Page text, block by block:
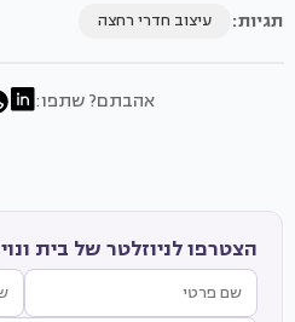
תגיות: עיצוב חדרי רחצה
אהבתם? שתפו:
הצטרפו לניוזלטר של בית ונוי